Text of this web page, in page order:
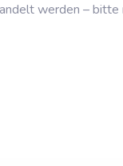
werden – bitte